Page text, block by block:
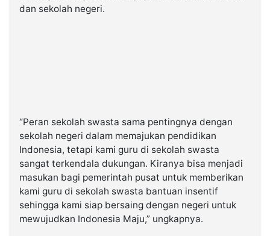
dan sekolah negeri.
“Peran sekolah swasta sama pentingnya dengan
sekolah negeri dalam memajukan pendidikan
Indonesia, tetapi kami guru di sekolah swasta
sangat terkendala dukungan. Kiranya bisa menjadi
masukan bagi pemerintah pusat untuk memberikan
kami guru di sekolah swasta bantuan insentif
sehingga kami siap bersaing dengan negeri untuk
mewujudkan Indonesia Maju,” ungkapnya.